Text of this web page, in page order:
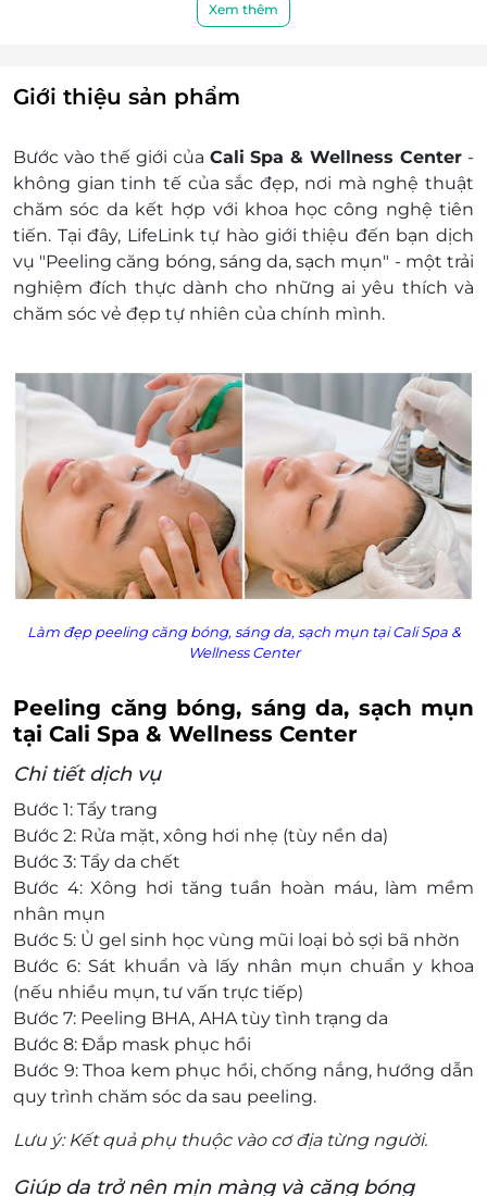
được tư vấn chi tiết nhất:
Đường Hàm Nghi - Mỹ Đình - Hà Nội
E-Voucher/E-Coupon không có giá trị quy đổi
Không áp dụng đồng thời với chương trình
khuyến mại khác
Giá chưa bao gồm VAT, Khách hàng muốn lấy
hóa đơn vui lòng liên hệ NCC.
Xem thêm
Giới thiệu sản phẩm
Bước vào thế giới của Cali Spa & Wellness Center -
không gian tinh tế của sắc đẹp, nơi mà nghệ thuật
chăm sóc da kết hợp với khoa học công nghệ tiên
tiến. Tại đây, LifeLink tự hào giới thiệu đến bạn dịch
vụ "Peeling căng bóng, sáng da, sạch mụn" - một trải
nghiệm đích thực dành cho những ai yêu thích và
chăm sóc vẻ đẹp tự nhiên của chính mình.
Làm đẹp peeling căng bóng, sáng da, sạch mụn tại Cali Spa &
Wellness Center
Peeling căng bóng, sáng da, sạch mụn
tại Cali Spa & Wellness Center
Chi tiết dịch vụ
Bước 1: Tẩy trang
Bước 2: Rửa mặt, xông hơi nhẹ (tùy nền da)
Bước 3: Tẩy da chết
Bước 4: Xông hơi tăng tuần hoàn máu, làm mềm
nhân mụn
Bước 5: Ủ gel sinh học vùng mũi loại bỏ sợi bã nhờn
Bước 6: Sát khuẩn và lấy nhân mụn chuẩn y khoa
(nếu nhiều mụn, tư vấn trực tiếp)
Bước 7: Peeling BHA, AHA tùy tình trạng da
Bước 8: Đắp mask phục hồi
Bước 9: Thoa kem phục hồi, chống nắng, hướng dẫn
quy trình chăm sóc da sau peeling.
Lưu ý: Kết quả phụ thuộc vào cơ địa từng người.
Giúp da trở nên mịn màng và căng bóng